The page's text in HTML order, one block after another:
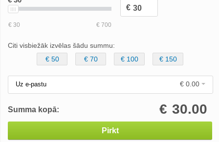
Citi visbiežāk izvēlas šādu summu:
€ 50
€ 70 € 100 € 150
Uz e-pastu € 0.00
Summa kopā: 30.00
€
Pirkt